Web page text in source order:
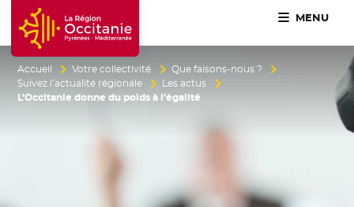
Accueil Région Occitanie / Pyrénées-Méditerranée
MENU
Accueil Votre collectivité
Que faisons-nous ?
Suivez l’actualité régionale
Les actus
L’Occitanie donne du poids à l’égalité